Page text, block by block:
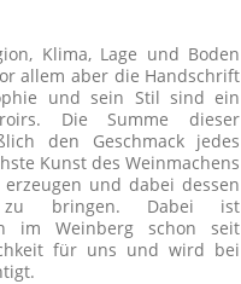
Klima, Lage und Boden
allem aber die Handschrift
und sein Stil sind ein
Die Summe dieser
den Geschmack jedes
Kunst des Weinmachens
und dabei dessen
bringen. Dabei ist
im Weinberg schon seit
für uns und wird bei